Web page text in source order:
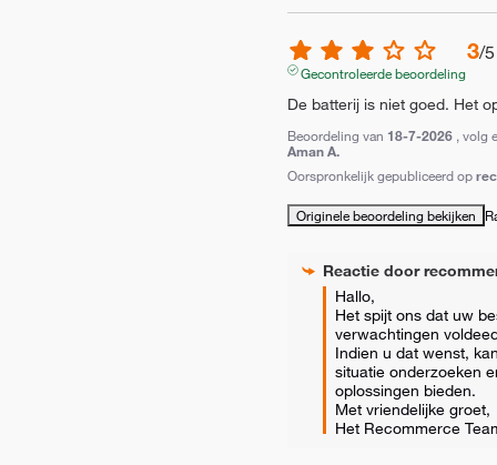
3/5
Gecontroleerde beoordeling
De batterij is niet goed. Het
Beoordeling van 18-7-2026 , volg
Aman A.
Oorspronkelijk gepubliceerd op
Originele beoordeling bekijken
Reactie door
Hallo,
Het spijt ons dat uw
verwachtingen
Indien u dat wenst,
situatie onderzoeken
oplossingen bieden.
Met vriendelijke groet,
Het Recommerce